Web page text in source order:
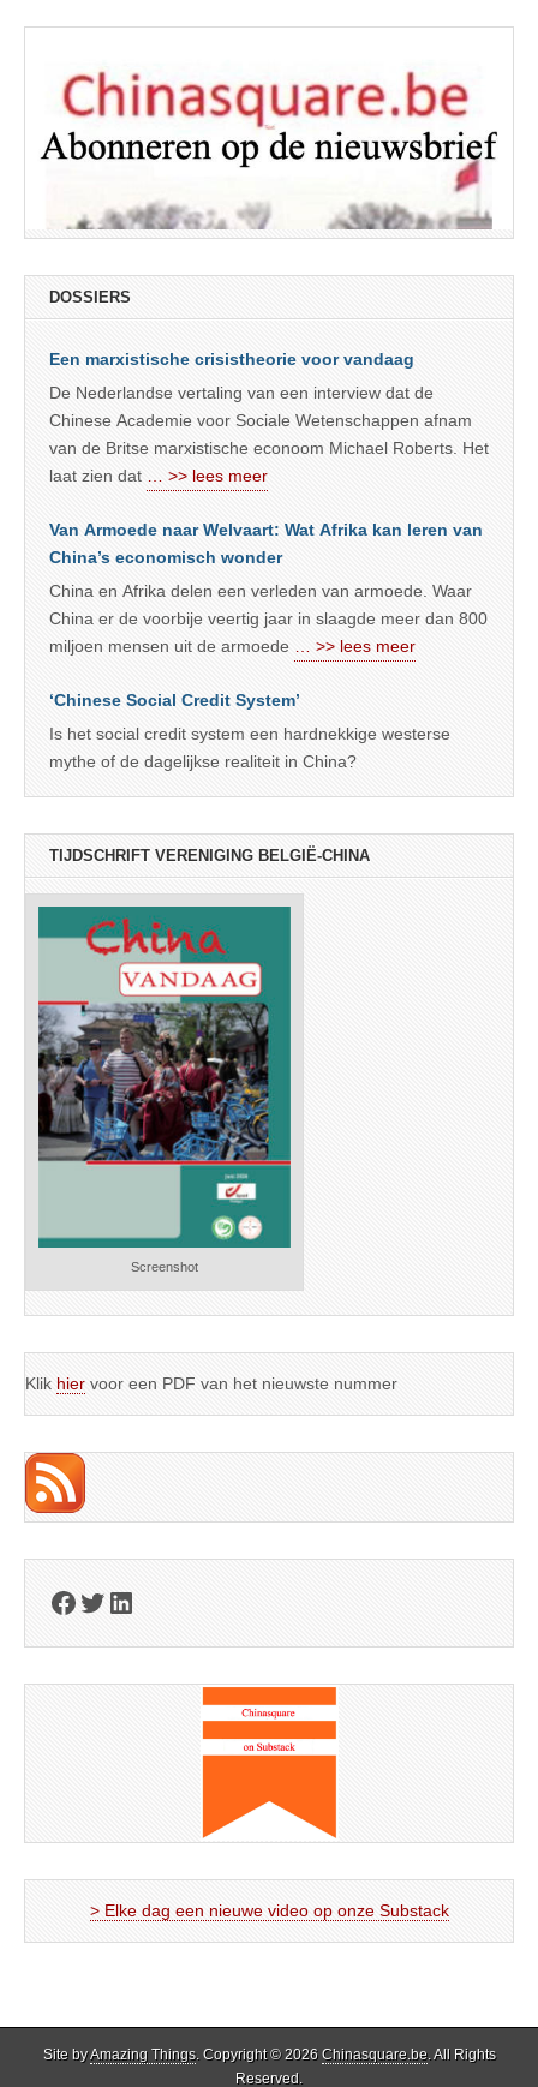
DOSSIERS
Een marxistische crisistheorie voor vandaag
De Nederlandse vertaling van een interview dat de
Chinese Academie voor Sociale Wetenschappen afnam
van de Britse marxistische econoom Michael Roberts. Het
laat zien dat
… >> lees meer
Van Armoede naar Welvaart: Wat Afrika kan leren van
China’s economisch wonder
China en Afrika delen een verleden van armoede. Waar
China er de voorbije veertig jaar in slaagde meer dan 800
miljoen mensen uit de armoede
… >> lees meer
‘Chinese Social Credit System’
Is het social credit system een hardnekkige westerse
mythe of de dagelijkse realiteit in China?
TIJDSCHRIFT VERENIGING BELGIË-CHINA
Screenshot
Klik hier voor een PDF van het nieuwste nummer
Facebook
Twitter
LinkedIn
> Elke dag een nieuwe video op onze Substack
Site byAmazing Things. Copyright © 2026 Chinasquare.be. All Rights
Reserved.